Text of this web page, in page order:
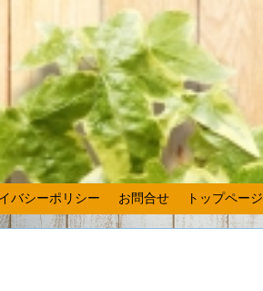
バシーポリシー お問合せ トップページ